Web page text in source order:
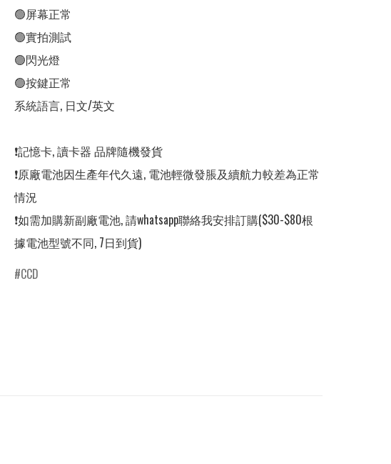
🟢屏幕正常
🟢實拍測試
🟢閃光燈
🟢按鍵正常
系統語言, 日文/英文
❗️記憶卡, 讀卡器 品牌隨機發貨
❗️原廠電池因生產年代久遠, 電池輕微發脹及續航力較差為正常
情況
❗️如需加購新副廠電池, 請whatsapp聯絡我安排訂購($30-$80根
據電池型號不同, 7日到貨)
CCD